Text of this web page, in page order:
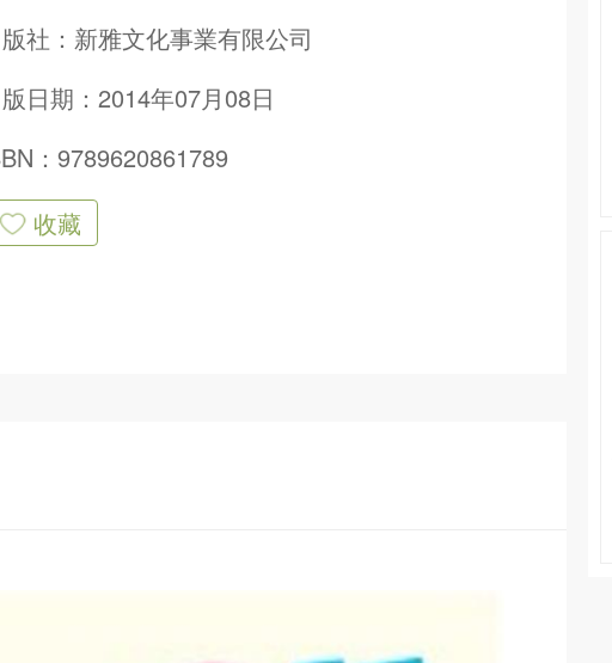
社： 新雅文化事業有限公司
日期：2014年07月08日
：9789620861789
收藏